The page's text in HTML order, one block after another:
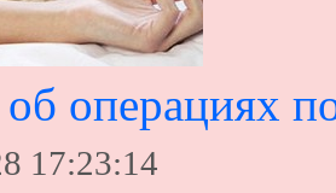
операциях
17:23:14